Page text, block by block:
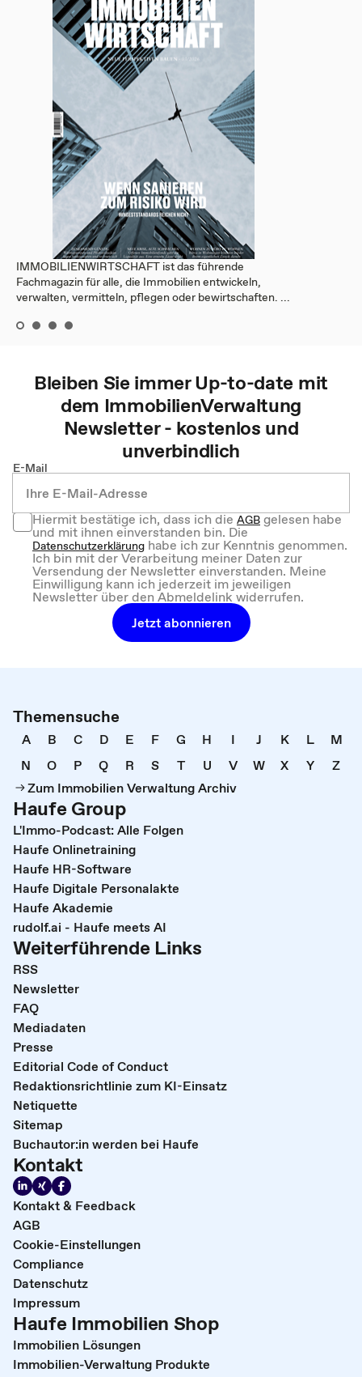
IMMOBILIENWIRTSCHAFT ist das führende
Fachmagazin für alle, die Immobilien entwickeln,
verwalten, vermitteln, pflegen oder bewirtschaften. ...
Bleiben Sie immer Up-to-date mit
dem ImmobilienVerwaltung
Newsletter - kostenlos und
unverbindlich
E-Mail
Hiermit bestätige ich, dass ich dieAGBgelesen habe
und mit ihnen einverstanden bin. Die
Datenschutzerklärung habe ich zur Kenntnis genommen.
Ich bin mit der Verarbeitung meiner Daten zur
Versendung der Newsletter einverstanden. Meine
Einwilligung kann ich jederzeit im jeweiligen
Newsletter über den Abmeldelink widerrufen.
Jetzt abonnieren
Themensuche
A B C D E F G H I J K L
M
N
O P Q R S T U V W X Y
Z
Zum Immobilien Verwaltung Archiv
Haufe Group
L'Immo-Podcast: Alle Folgen
Haufe Onlinetraining
Haufe HR-Software
Haufe Digitale Personalakte
Haufe Akademie
rudolf.ai - Haufe meets AI
Weiterführende Links
RSS
Newsletter
FAQ
Mediadaten
Presse
Editorial Code of Conduct
Redaktionsrichtlinie zum KI-Einsatz
Netiquette
Sitemap
Buchautor:in werden bei Haufe
Kontakt
Kontakt & Feedback
AGB
Cookie-Einstellungen
Compliance
Datenschutz
Impressum
Haufe Immobilien Shop
Immobilien Lösungen
Immobilien-Verwaltung Produkte